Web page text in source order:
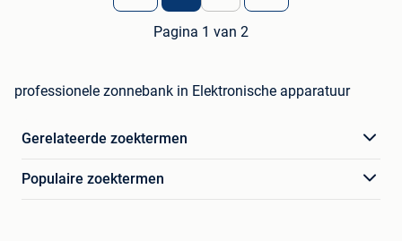
Pagina 1 van 2
professionele zonnebank in Elektronische apparatuur
Gerelateerde zoektermen
Populaire zoektermen